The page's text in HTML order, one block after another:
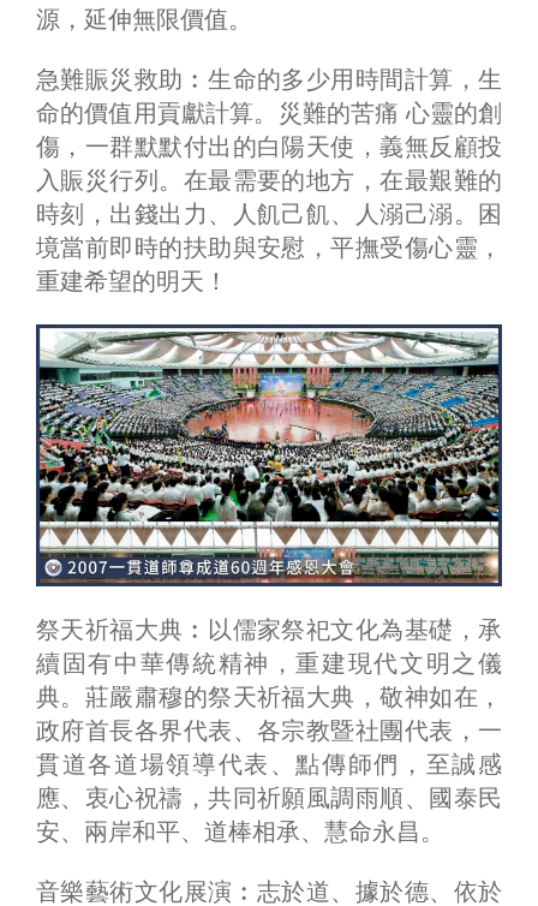
源，延伸無限價值。
急難賑災救助︰生命的多少用時間計算，生
命的價值用貢獻計算。災難的苦痛 心靈的創
傷，一群默默付出的白陽天使，義無反顧投
入賑災行列。在最需要的地方，在最艱難的
時刻，出錢出力、人飢己飢、人溺己溺。困
境當前即時的扶助與安慰，平撫受傷心靈，
重建希望的明天！
祭天祈福大典︰以儒家祭祀文化為基礎，承
續固有中華傳統精神，重建現代文明之儀
典。莊嚴肅穆的祭天祈福大典，敬神如在，
政府首長各界代表、各宗教暨社團代表，一
貫道各道場領導代表、點傳師們，至誠感
應、衷心祝禱，共同祈願風調雨順、國泰民
安、兩岸和平、道棒相承、慧命永昌。
音樂藝術文化展演︰志於道、據於德、依於